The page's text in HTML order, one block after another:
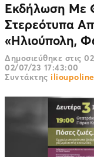
Εκδήλωση Με
Στερεότυπα
«Ηλιούπολη,
Δημοσιεύθηκε στις
02/07/23 17:43:00
Συντάκτης